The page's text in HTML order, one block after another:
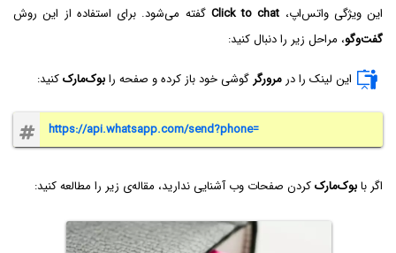
این ویژگی واتس‌اپ،‌ Click to chat گفته می‌شود. برای استفاده از این روش
گفت‌وگو، مراحل زیر را دنبال کنید:
این لینک را در مرورگر گوشی خود باز کرده و صفحه رابوک‌مارککنید:
https://api.whatsapp.com/send?phone=
اگر بابوک‌مارککردن صفحات وب آشنایی ندارید، مقاله‌ی زیر را مطالعه کنید: